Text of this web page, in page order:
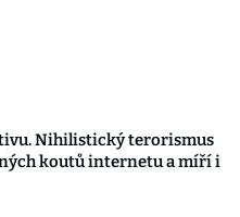
Nihilistický terorismus
koutů internetu a míří i